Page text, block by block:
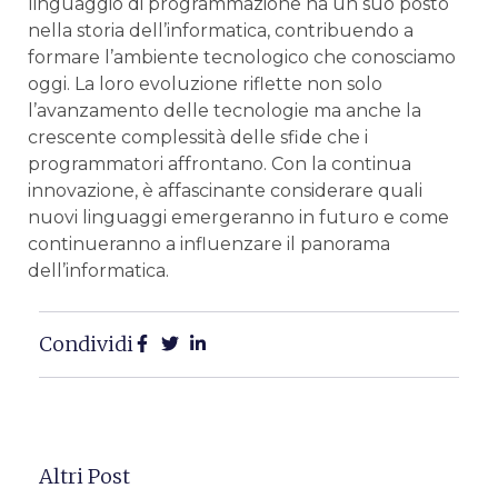
nella storia dell’informatica, contribuendo a
‍formare l’ambiente tecnologico che conosciamo
oggi. La⁤ loro evoluzione riflette non solo
l’avanzamento delle tecnologie ma anche la
crescente complessità delle sfide che i
programmatori affrontano. Con la continua
innovazione, è affascinante considerare quali‌
nuovi linguaggi emergeranno in futuro​ e come‍
continueranno⁣ a influenzare il panorama
dell’informatica.
Condividi
Altri Post